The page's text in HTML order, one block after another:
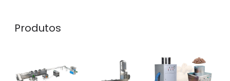
Produtos